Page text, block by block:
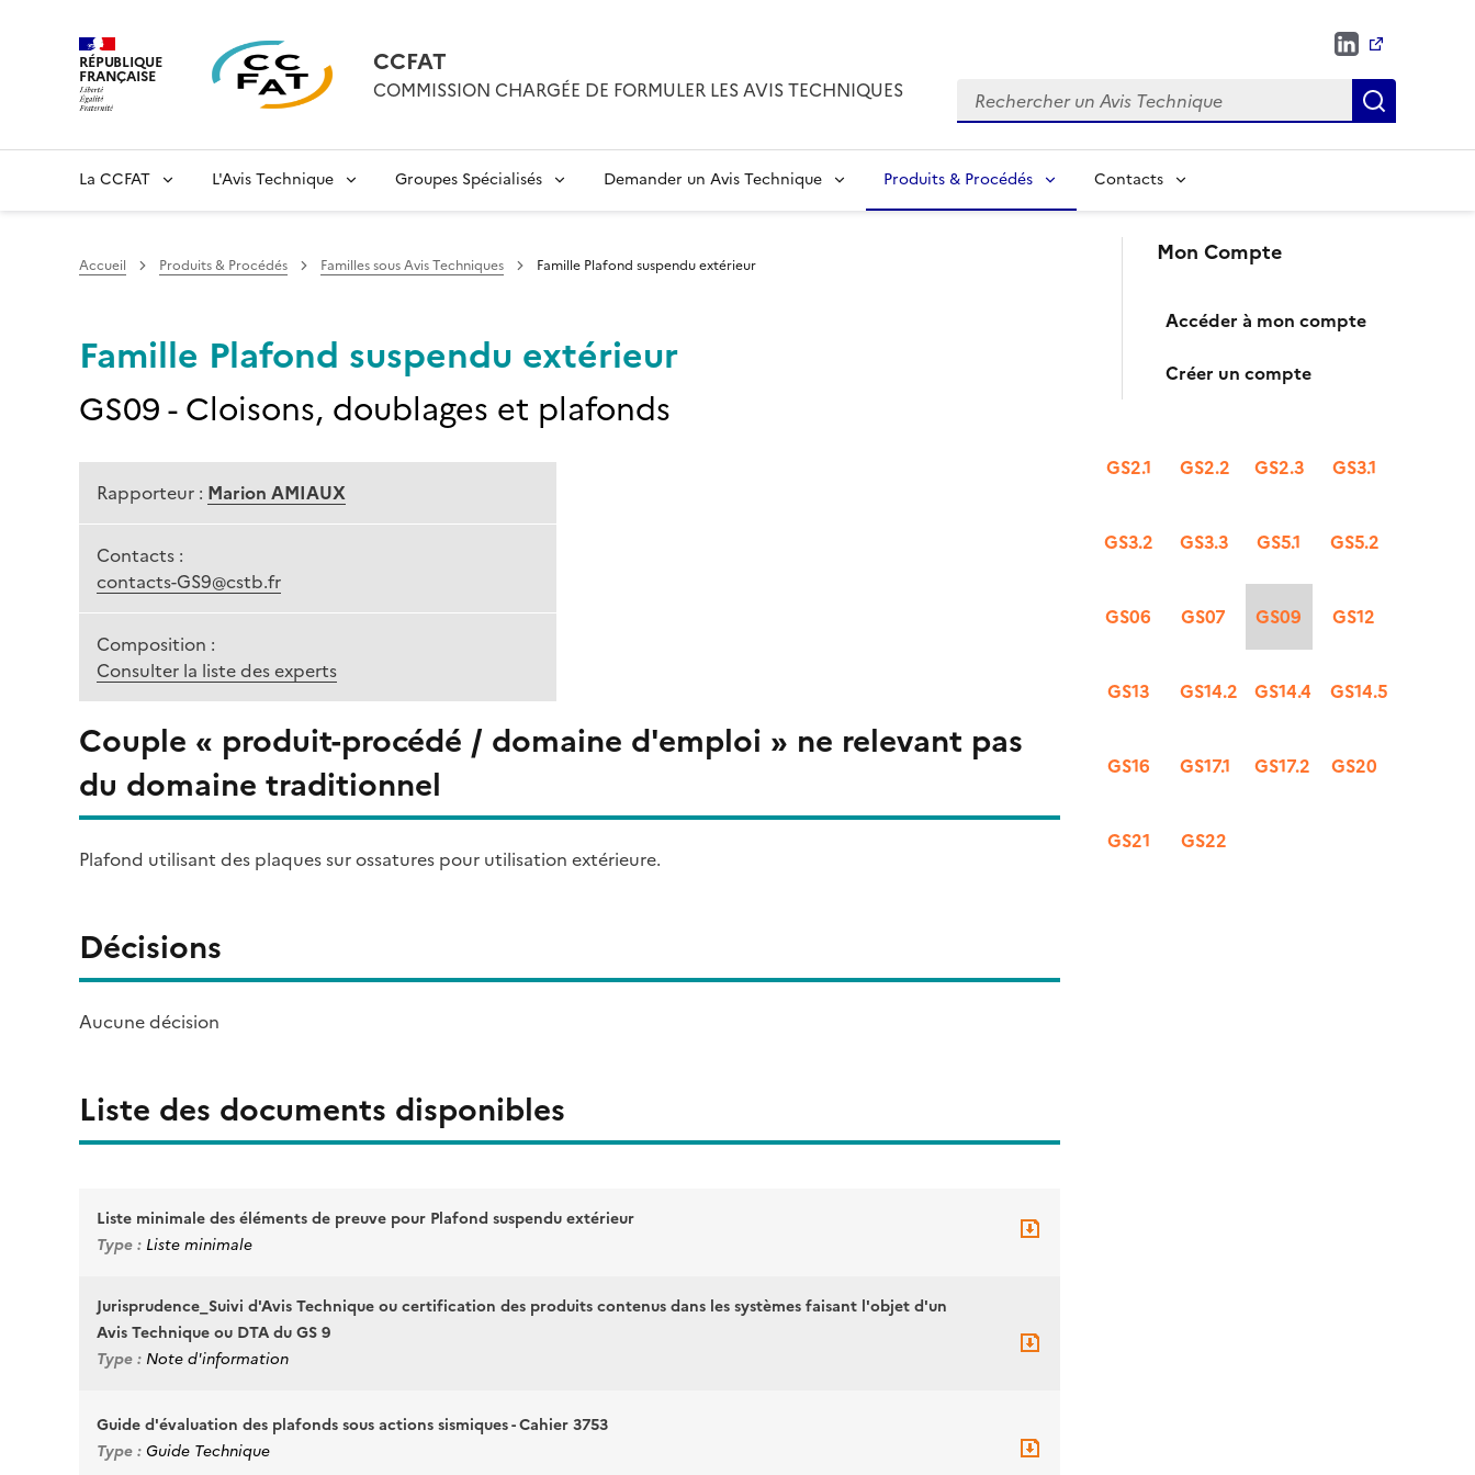
RÉPUBLIQUE
FRANÇAISE CCFAT
COMMISSION CHARGÉE DE FORMULER LES AVIS TECHNIQUES Rechercher
La CCFAT L'Avis Technique Groupes Spécialisés Demander un Avis Technique Produits & Procédés Contacts
Accueil Produits & Procédés Familles sous Avis Techniques Famille Plafond suspendu extérieur
Famille Plafond suspendu extérieur
GS09 - Cloisons, doublages et plafonds
Rapporteur : Marion AMIAUX
Contacts :
contacts-GS9@cstb.fr
Composition :
Consulter la liste des experts
Couple « produit-procédé / domaine d'emploi » ne relevant pas
du domaine traditionnel
Plafond utilisant des plaques sur ossatures pour utilisation extérieure.
Décisions
Aucune décision
Liste des documents disponibles
Liste minimale des éléments de preuve pour Plafond suspendu extérieur
Type : Liste minimale
Jurisprudence_Suivi d'Avis Technique ou certification des produits contenus dans les systèmes faisant l'objet d'un
Avis Technique ou DTA du GS 9
Type : Note d'information
Guide d'évaluation des plafonds sous actions sismiques - Cahier 3753
Type :Guide Technique
Mon Compte
Accéder à mon compte
Créer un compte
GS2.1 GS2.2 GS2.3 GS3.1
GS3.2 GS3.3 GS5.1 GS5.2
GS06 GS07 GS09 GS12
GS13 GS14.2 GS14.4 GS14.5
GS16 GS17.1 GS17.2 GS20
GS21 GS22